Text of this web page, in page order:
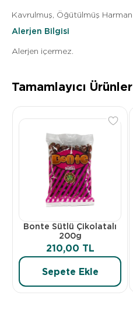
Kavrulmuş, Öğütülmüş
Alerjen Bilgisi
Alerjen içermez.
Tamamlayıcı Ürünler
Bonte Sütlü Çikolatalı
200g
210,00 TL
Sepete Ekle